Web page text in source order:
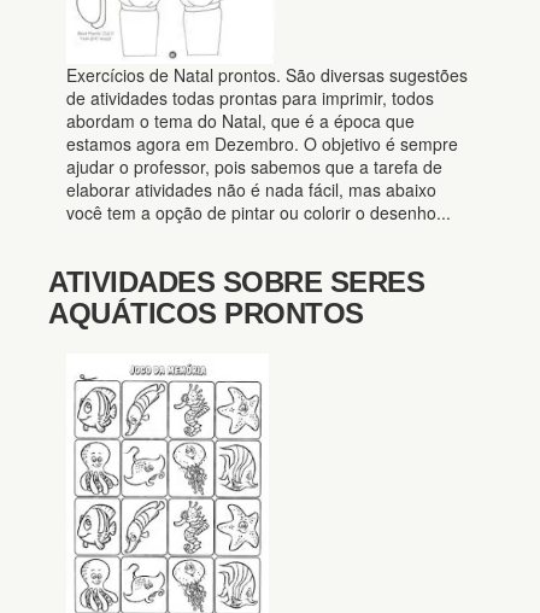
Exercícios de Natal prontos. São diversas sugestões
de atividades todas prontas para imprimir, todos
abordam o tema do Natal, que é a época que
estamos agora em Dezembro. O objetivo é sempre
ajudar o professor, pois sabemos que a tarefa de
elaborar atividades não é nada fácil, mas abaixo
você tem a opção de pintar ou colorir o desenho...
ATIVIDADES SOBRE SERES
AQUÁTICOS PRONTOS